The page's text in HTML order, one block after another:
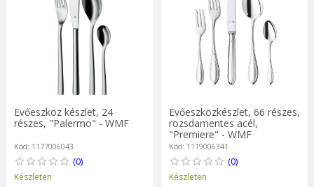
Evőeszköz készlet, 24
részes, "Palermo" - WMF
Kód: 1177006043
(0)
Készleten
Evőeszközkészlet, 66 részes,
rozsdamentes acél,
"Premiere" - WMF
Kód: 1119006341
(0)
Készleten